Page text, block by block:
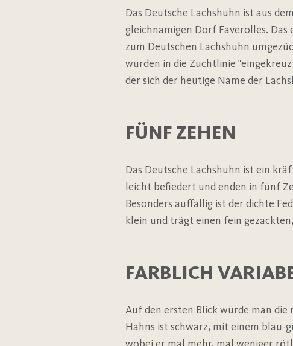
Das Deutsche Lachshuhn ist aus
gleichnamigen Dorf Faverolles. Das
zum Deutschen Lachshuhn
wurden in die Zuchtlinie
der sich der heutige Name der
FÜNF ZEHEN
Das Deutsche Lachshuhn ist ein
leicht befiedert und enden in fünf
Besonders auffällig ist der dichte
klein und trägt einen fein
FARBLICH
Auf den ersten Blick würde man die
Hahns ist schwarz, mit einem blau-